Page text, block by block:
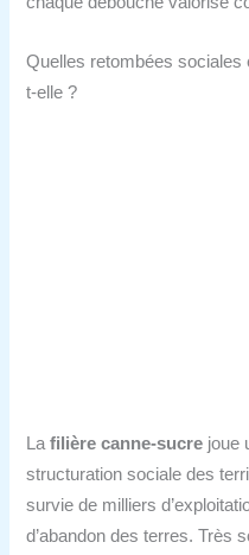
Quelles retombées sociales
t-elle ?
Lafilière canne-sucre joue
structuration sociale des
survie de milliers
d’abandon des terres. Très